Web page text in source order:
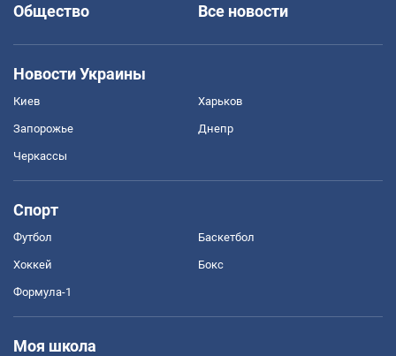
Общество
Все новости
Новости Украины
Киев Харьков
Запорожье Днепр
Черкассы
Спорт
Футбол Баскетбол
Хоккей Бокс
Формула-1
Моя школа